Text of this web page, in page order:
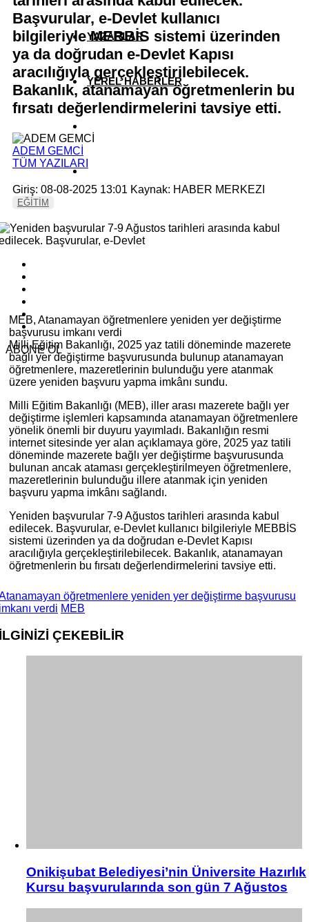
YAZARLAR
YEREL HABERLER
Başvurular, e-Devlet kullanıcı
bilgileriyle MEBBİS sistemi üzerinden
ya da doğrudan e-Devlet Kapısı
aracılığıyla gerçekleştirilebilecek.
Bakanlık, atanamayan öğretmenlerin bu
fırsatı değerlendirmelerini tavsiye etti.
ADEM GEMCİ
TÜM YAZILARI
Giriş: 08-08-2025 13:01 Kaynak: HABER MERKEZI
EĞİTİM
ABONE OL
MEB, Atanamayan öğretmenlere yeniden yer değiştirme
başvurusu imkanı verdi
Milli Eğitim Bakanlığı, 2025 yaz tatili döneminde mazerete
bağlı yer değiştirme başvurusunda bulunup atanamayan
öğretmenlere, mazeretlerinin bulunduğu yere atanmak
üzere yeniden başvuru yapma imkânı sundu.
Milli Eğitim Bakanlığı (MEB), iller arası mazerete bağlı yer
değiştirme işlemleri kapsamında atanamayan öğretmenlere
yönelik önemli bir duyuru yayımladı. Bakanlığın resmi
internet sitesinde yer alan açıklamaya göre, 2025 yaz tatili
döneminde mazerete bağlı yer değiştirme başvurusunda
bulunan ancak ataması gerçekleştirilmeyen öğretmenlere,
mazeretlerinin bulunduğu illere atanmak için yeniden
başvuru yapma imkânı sağlandı.
Yeniden başvurular 7-9 Ağustos tarihleri arasında kabul
edilecek. Başvurular, e-Devlet kullanıcı bilgileriyle MEBBİS
sistemi üzerinden ya da doğrudan e-Devlet Kapısı
aracılığıyla gerçekleştirilebilecek. Bakanlık, atanamayan
öğretmenlerin bu fırsatı değerlendirmelerini tavsiye etti.
öğretmenlere yeniden yer değiştirme başvurusu
verdi MEB
ÇEKEBİLİR
Onikişubat Belediyesi’nin Üniversite Hazırlık
Kursu başvurularında son gün 7 Ağustos